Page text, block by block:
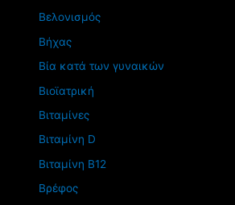
Βελονισμός
Βήχας
Βία κατά των γυναικών
Βιοϊατρική
Βιταμίνες
Βιταμίνη D
Βιταμίνη Β12
Βρέφος